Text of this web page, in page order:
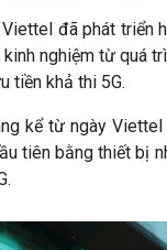
đã phát triển
nghiệm từ quá
tiền khả thi 5G.
kể từ ngày
tiên bằng thiết bị